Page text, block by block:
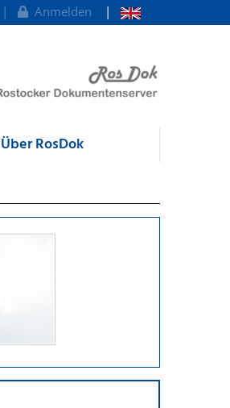
Anmelden
Über RosDok